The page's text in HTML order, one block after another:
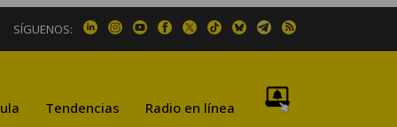
SÍGUENOS:
Tendencias Radio en línea